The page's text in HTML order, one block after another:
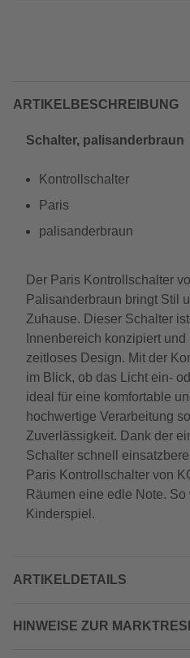
ARTIKELBESCHREIBUNG
Schalter, palisanderbraun
Kontrollschalter
Paris
palisanderbraun
Der Paris Kontrollschalter
Palisanderbraun bringt Stil
Zuhause. Dieser Schalter
Innenbereich konzipiert
zeitloses Design. Mit der
im Blick, ob das Licht ein-
ideal für eine komfortable
hochwertige Verarbeitung
Zuverlässigkeit. Dank der
Schalter schnell
Paris Kontrollschalter von
Räumen eine edle Note.
Kinderspiel.
ARTIKELDETAILS
HINWEISE ZUR